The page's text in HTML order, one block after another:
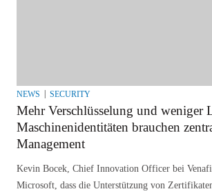
NEWS SECURITY
Mehr Verschlüsselung und weniger
Maschinenidentitäten brauchen
Management
Kevin Bocek, Chief Innovation Officer bei
Microsoft, dass die Unterstützung von